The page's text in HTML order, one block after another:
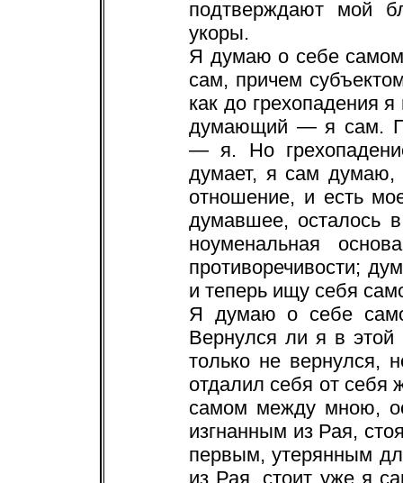
подтверждают мой
укоры.
Я думаю о себе
сам, причем
как до грехопадения
думающий — я сам.
— я. Но
думает, я сам думаю,
отношение, и есть
думавшее, осталось
ноуменальная
противоречивости;
и теперь ищу себя
Я думаю о себе
Вернулся ли я в
только не вернулся,
отдалил себя от себя
самом между мною,
изгнанным из Рая,
первым, утерянным
из Рая, стоит уже я